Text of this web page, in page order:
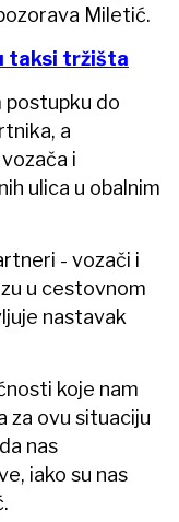
Miletić.
taksi tržišta
do
a
i
ulica u obalnim
- vozači i
u cestovnom
nastavak
koje nam
za ovu situaciju
nas
iako su nas